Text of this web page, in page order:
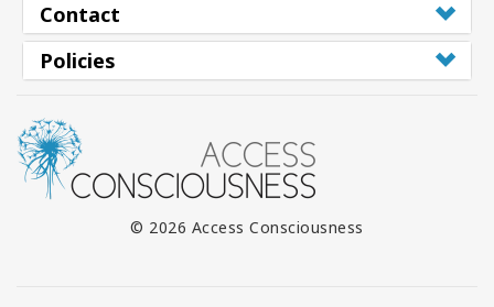
Contact
Policies
© 2026 Access Consciousness